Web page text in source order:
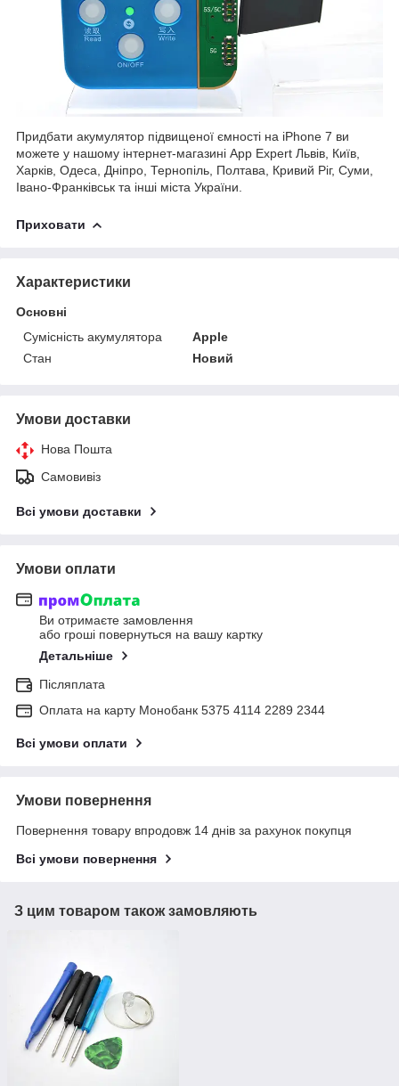
Придбати акумулятор підвищеної ємності на iPhone 7 ви
можете у нашому інтернет-магазині App Expert Львів, Київ,
Харків, Одеса, Дніпро, Тернопіль, Полтава, Кривий Ріг, Суми,
Івано-Франківськ та інші міста України.
Приховати
Характеристики
Основні
Сумісність акумулятора
Apple
Стан
Новий
Умови доставки
Нова Пошта
Самовивіз
Всі умови доставки
Умови оплати
Ви отримаєте замовлення
або гроші повернуться на вашу картку
Детальніше
Післяплата
Оплата на карту Монобанк 5375 4114 2289 2344
Всі умови оплати
Умови повернення
Повернення товару впродовж 14 днів за рахунок покупця
Всі умови повернення
З цим товаром також замовляють